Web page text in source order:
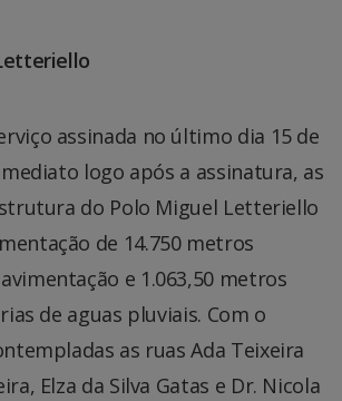
assinada no último dia 15 de
logo após a assinatura, as
do Polo Miguel Letteriello
de 14.750 metros
e 1.063,50 metros
de aguas pluviais. Com o
as ruas Ada Teixeira
Elza da Silva Gatas e Dr. Nicola